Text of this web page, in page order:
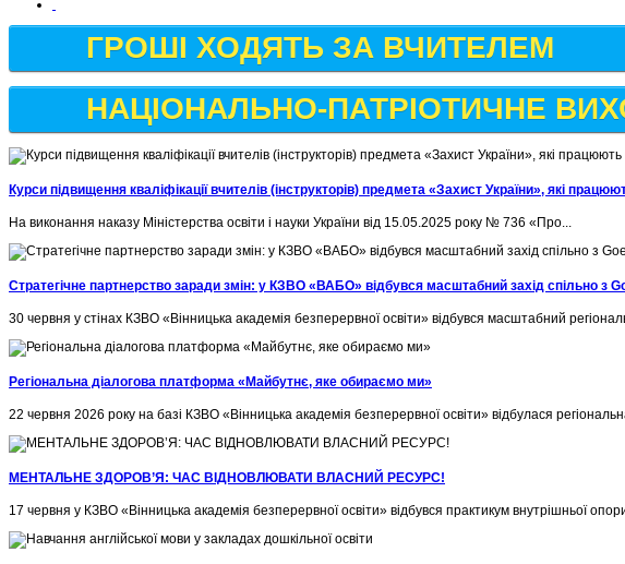
ГРОШІ ХОДЯТЬ ЗА ВЧИТЕЛЕМ
НАЦІОНАЛЬНО-ПАТРІОТИЧНЕ
Курси підвищення кваліфікації вчителів (інструкторів) предмета «Захист України», які
На виконання наказу Міністерства освіти і науки України від 15.05.2025 року № 736 «Про...
Стратегічне партнерство заради змін: у КЗВО «ВАБО» відбувся масштабний захід спільно з
30 червня у стінах КЗВО «Вінницька академія безперервної освіти» відбувся масштабний
Регіональна діалогова платформа «Майбутнє, яке обираємо ми»
22 червня 2026 року на базі КЗВО «Вінницька академія безперервної освіти» відбулася
МЕНТАЛЬНЕ ЗДОРОВ’Я: ЧАС ВІДНОВЛЮВАТИ ВЛАСНИЙ РЕСУРС!
17 червня у КЗВО «Вінницька академія безперервної освіти» відбувся практикум внутрішньої